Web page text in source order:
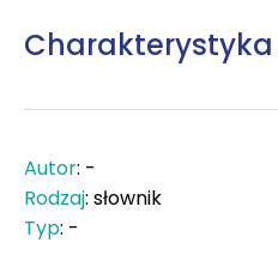
Autor: -
Rodzaj: słownik
Typ: -